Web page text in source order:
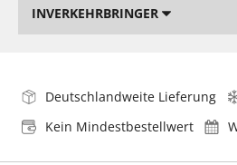
INVERKEHRBRINGER
Deutschlandweite Lieferung
Kein Mindestbestellwert